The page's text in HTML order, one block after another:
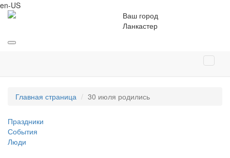
en-US
Ваш город
Ланкастер
Главная страница 30 июля родились
Праздники
События
Люди